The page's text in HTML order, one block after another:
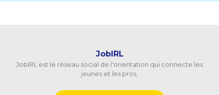
JobIRL
JobIRL est le réseau social de l'orientation qui connecte les
jeunes et les pros.